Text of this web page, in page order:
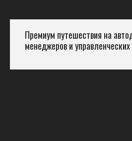
Премиум путешествия на
менеджеров и